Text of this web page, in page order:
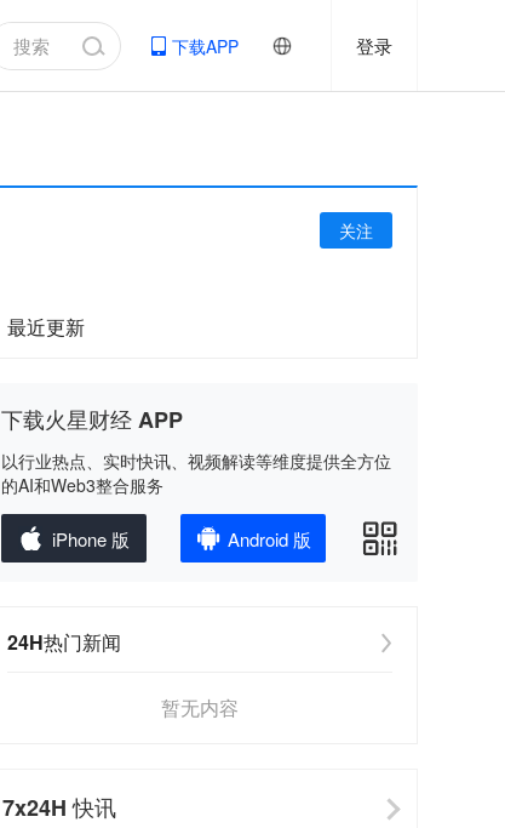
下载APP 登录
关注
最近更新
下载火星财经 APP
以行业热点、实时快讯、视频解读等维度提供全方位
的AI和Web3整合服务
iPhone 版 Android 版
24H热门新闻
暂无内容
7x24H快讯